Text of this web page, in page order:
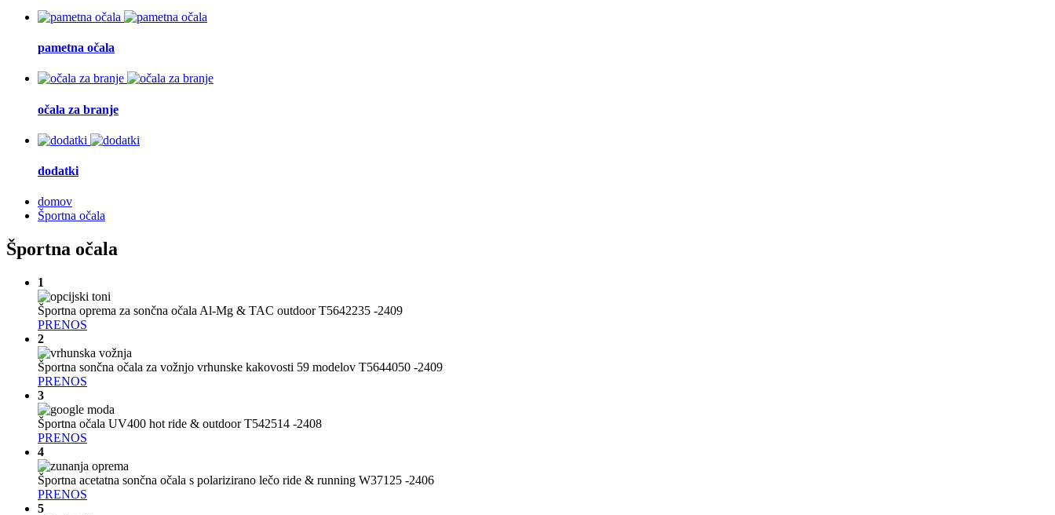
pametna očala
očala za branje
dodatki
domov
Športna očala
Športna očala
1
Športna oprema za sončna očala Al-Mg & TAC outdoor T5642235 -2409
PRENOS
2
Športna sončna očala za vožnjo vrhunske kakovosti 59 modelov T5644050 -2409
PRENOS
3
Športna očala UV400 hot ride & outdoor T542514 -2408
PRENOS
4
Športna acetatna sončna očala s polarizirano lečo ride & running W37125 -2406
PRENOS
5